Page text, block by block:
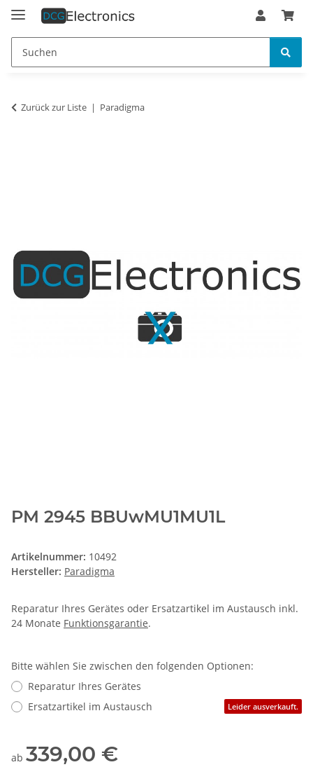
Zurück zur Liste Paradigma
PM 2945 BBUwMU1MU1L
Artikelnummer: 10492
Hersteller: Paradigma
Reparatur Ihres Gerätes oder Ersatzartikel im Austausch inkl.
24 Monate Funktionsgarantie.
Bitte wählen Sie zwischen den folgenden Optionen:
Reparatur Ihres Gerätes
Ersatzartikel im Austausch
Leider ausverkauft.
ab 339,00 €